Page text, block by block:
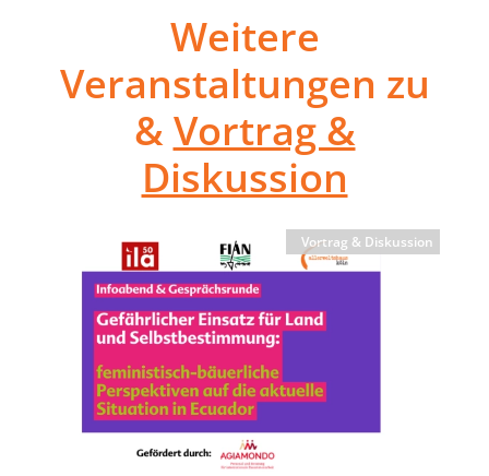
Weitere
Veranstaltungen zu
&Vortrag &
Diskussion
Vortrag & Diskussion